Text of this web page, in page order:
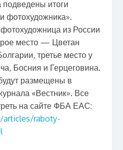
подведены итоги
фотохудожника».
из России
место — Цветан
третье место у
Босния и Герцеговина.
размещены в
«Вестник». Все
на сайте ФБА ЕАС:
raboty-